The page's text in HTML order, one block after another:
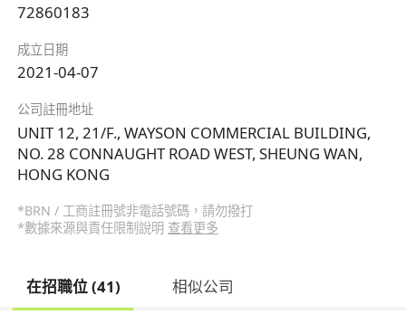
72860183
成立日期
2021-04-07
公司註冊地址
UNIT 12, 21/F., WAYSON COMMERCIAL BUILDING,
NO. 28 CONNAUGHT ROAD WEST, SHEUNG WAN,
HONG KONG
*BRN / 工商註冊號非電話號碼，請勿撥打
*數據來源與責任限制說明 查看更多
在招職位 (41) 相似公司